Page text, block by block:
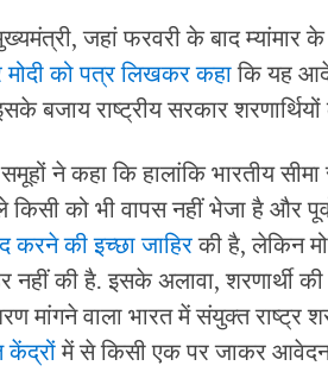
जहां फरवरी के बाद म्यांमार
मोदी को पत्र लिखकर कहाकि यह
बजाय राष्ट्रीय सरकार
ने कहा कि हालांकि भारतीय
किसी को भी वापस नहीं भेजा है और
करने की इच्छा जाहिरकी है, लेकिन
नहीं की है. इसके अलावा, शरणार्थी
मांगने वाला भारत में संयुक्त राष्ट्र
केंद्रोंमें से किसी एक पर जाकर आवेदन